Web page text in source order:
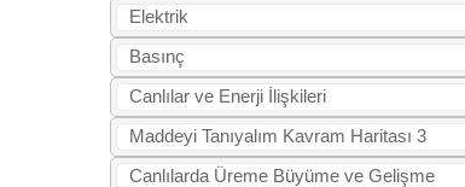
Elektrik
Basınç
Canlılar ve Enerji İlişkileri
Maddeyi Tanıyalım Kavram Haritası 3
Canlılarda Üreme Büyüme ve Gelişme